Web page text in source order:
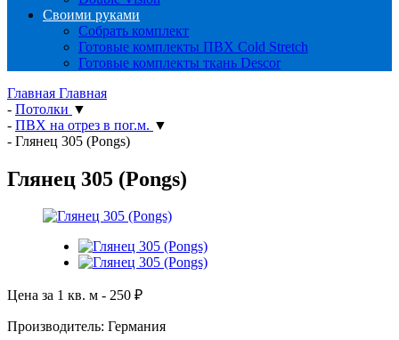
Своими руками
Собрать комплект
Готовые комплекты ПВХ Cold Stretch
Готовые комплекты ткань Descor
Главная Главная
- Потолки ▼
- ПВХ на отрез в пог.м. ▼
- Глянец 305 (Pongs)
Глянец 305 (Pongs)
Цена за 1 кв. м - 250 ₽
Производитель: Германия